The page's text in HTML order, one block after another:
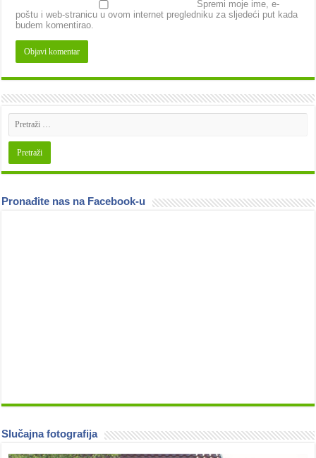
Spremi moje ime, e-
poštu i web-stranicu u ovom internet pregledniku za sljedeći put kada
budem komentirao.
Pronađite nas na Facebook-u
Slučajna fotografija